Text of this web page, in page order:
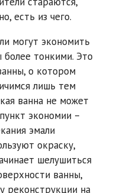
есть из чего.
могут экономить
более тонкими. Это
о котором
лишь тем
ванна не может
экономии –
эмали
окраску,
шелушиться
ванны,
реконструкции на